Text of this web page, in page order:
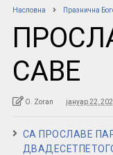
Насловна Празнична
САВЕ
O. Zoran јануар 22,
СА ПРОСЛАВЕ